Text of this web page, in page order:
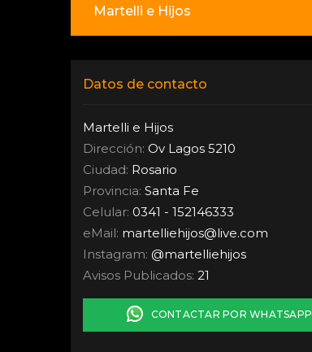
Martelli e Hijos
Datos de contacto
Martelli e Hijos
Dirección: Ov Lagos 5210
Ciudad: Rosario
Provincia: Santa Fe
Celular: 0341 - 152146333
eMail: martelliehijos@live.com
Instagram: @martelliehijos
Avisos Publicados: 21
CONTACTAR POR WHATSAPP